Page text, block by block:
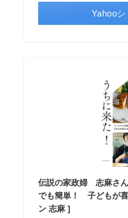
Yahoo
伝説の家政婦 志麻さ
でも簡単！ 子どもが
ン 志麻 ]